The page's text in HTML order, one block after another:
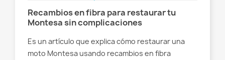
Recambios en fibra para restaurar tu
Montesa sin complicaciones
Es un artículo que explica cómo restaurar una
moto Montesa usando recambios en fibra